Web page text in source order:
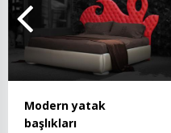
Modern yatak
başlıkları